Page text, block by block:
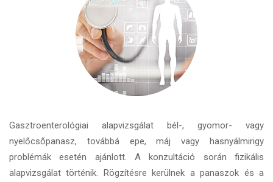
Gasztroenterológiai alapvizsgálat bél-, gyomor- vagy
nyelőcsőpanasz, továbbá epe, máj vagy hasnyálmirigy
problémák esetén ajánlott. A konzultáció során fizikális
alapvizsgálat történik. Rögzítésre kerülnek a panaszok és a